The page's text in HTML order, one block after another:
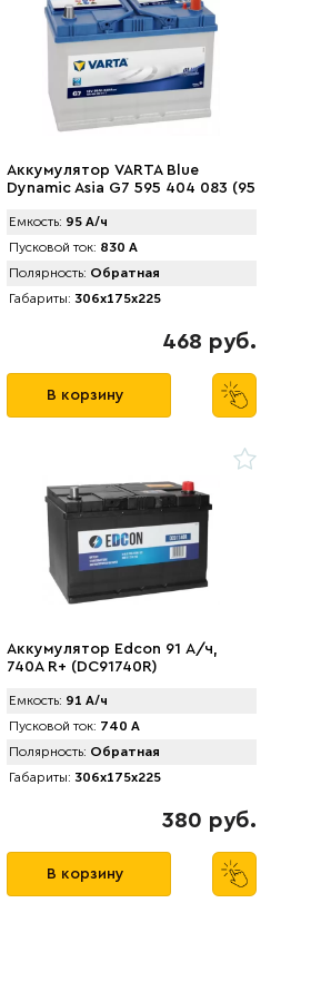
Аккумулятор VARTA Blue
Dynamic Asia G7 595 404 083 (95
Емкость: 95 А/ч
Пусковой ток: 830 А
Полярность: Обратная
Габариты: 306x175x225
468 руб.
В корзину
Аккумулятор Edcon 91 А/ч,
740A R+ (DC91740R)
Емкость: 91 А/ч
Пусковой ток: 740 А
Полярность: Обратная
Габариты: 306x175x225
380 руб.
В корзину